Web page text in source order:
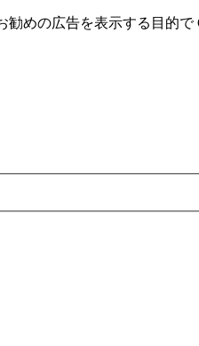
めの広告を表⽰する⽬的で